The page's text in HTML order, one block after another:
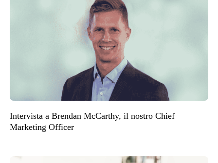
Intervista a Brendan McCarthy, il nostro Chief
Marketing Officer